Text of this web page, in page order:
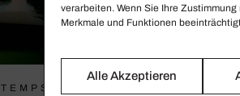
verarbeiten. Wenn Sie Ihre
Merkmale und Funktionen
Alle Akzeptieren